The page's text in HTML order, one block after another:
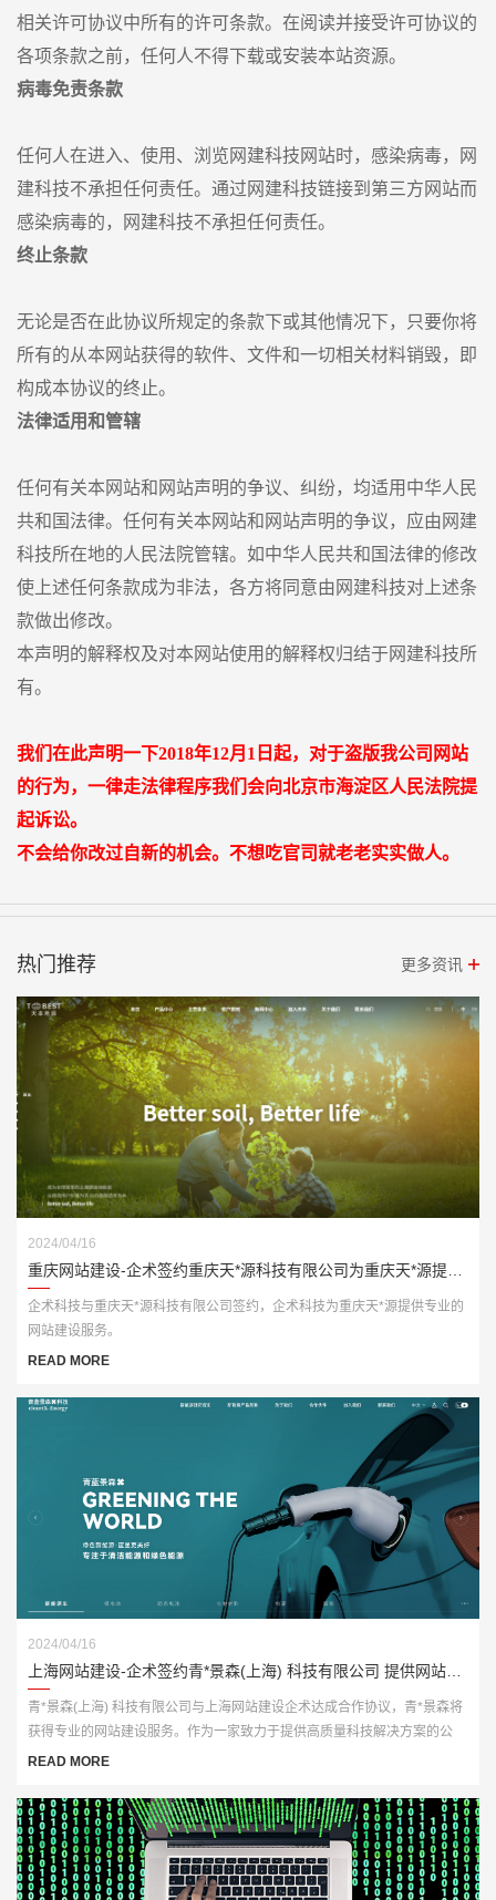
相关许可协议中所有的许可条款。在阅读并接受许可协议的
各项条款之前，任何人不得下载或安装本站资源。
病毒免责条款
任何人在进入、使用、浏览网建科技网站时，感染病毒，网
建科技不承担任何责任。通过网建科技链接到第三方网站而
感染病毒的，网建科技不承担任何责任。
终止条款
无论是否在此协议所规定的条款下或其他情况下，只要你将
所有的从本网站获得的软件、文件和一切相关材料销毁，即
构成本协议的终止。
法律适用和管辖
任何有关本网站和网站声明的争议、纠纷，均适用中华人民
共和国法律。任何有关本网站和网站声明的争议，应由网建
科技所在地的人民法院管辖。如中华人民共和国法律的修改
使上述任何条款成为非法，各方将同意由网建科技对上述条
款做出修改。
本声明的解释权及对本网站使用的解释权归结于网建科技所
有。
我们在此声明一下2018年12月1日起，对于盗版我公司网站
的行为，一律走法律程序我们会向北京市海淀区人民法院提
起诉讼。
不会给你改过自新的机会。不想吃官司就老老实实做人。
热门推荐 更多资讯
2024/04/16
​企术科技与重庆天*源科技有限公司签约，企术科技为重庆天*源提供专业的
网站建设服务。
READ MORE
2024/04/16
青*景森(上海) 科技有限公司与上海网站建设​企术达成合作协议，青*景森将
获得专业的网站建设服务。作为一家致力于提供高质量科技解决方案的公
司，青*景森一直在寻求提升自身业务水平和客户体验。
READ MORE